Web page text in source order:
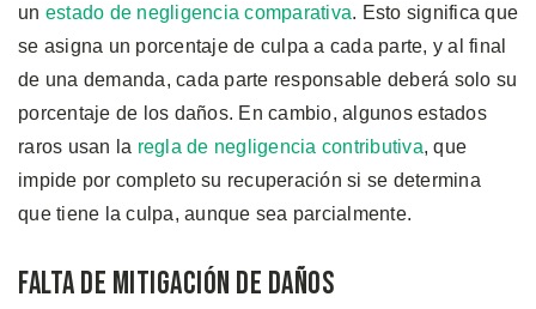
un estado de negligencia comparativa. Esto significa que
se asigna un porcentaje de culpa a cada parte, y al final
de una demanda, cada parte responsable deberá solo su
porcentaje de los daños. En cambio, algunos estados
raros usan la regla de negligencia contributiva, que
impide por completo su recuperación si se determina
que tiene la culpa, aunque sea parcialmente.
Falta de Mitigación de Daños